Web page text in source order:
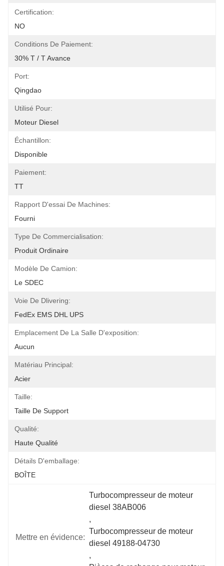
Certification:
NO
Conditions De Paiement:
30% T / T Avance
Port:
Qingdao
Utilisé Pour:
Moteur Diesel
Échantillon:
Disponible
Paiement:
TT
Rapport D'essai De Machines:
Fourni
Type De Commercialisation:
Produit Ordinaire
Modèle De Camion:
Le SDEC
Voie De Dlivering:
FedEx EMS DHL UPS
Emplacement De La Salle D'exposition:
Aucun
Matériau Principal:
Acier
Taille:
Taille De Support
Qualité:
Haute Qualité
Détails D'emballage:
BOÎTE
Mettre en évidence:
Turbocompresseur de moteur
diesel 38AB006
,
Turbocompresseur de moteur
diesel 49188-04730
,